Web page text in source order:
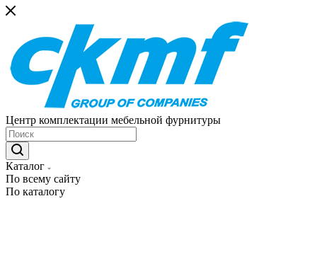
Центр комплектации мебельной фурнитуры
Каталог
По всему сайту
По каталогу